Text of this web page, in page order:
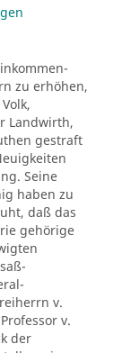
zu erhöhen,
Landwirth,
gestraft
Seine
haben zu
daß das
gehörige
v.
v.
der